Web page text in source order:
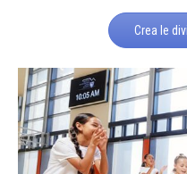
Crea le